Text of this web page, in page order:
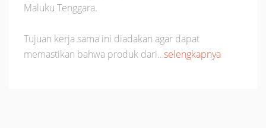
Maluku Tenggara.
Tujuan kerja sama ini diadakan agar dapat
memastikan bahwa produk dari…selengkapnya